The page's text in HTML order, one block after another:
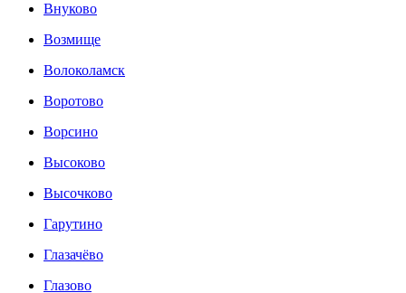
Внуково
Возмище
Волоколамск
Воротово
Ворсино
Высоково
Высочково
Гарутино
Глазачёво
Глазово